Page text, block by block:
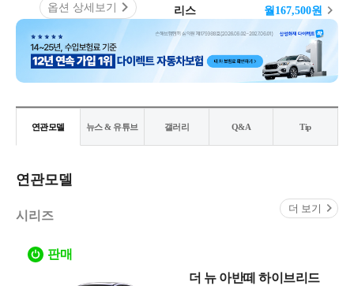
옵션 상세보기
리스
월 167,500원
연관모델 뉴스 & 유튜브 갤러리 Q&A Tip
연관모델
시리즈
더 보기
판매
더 뉴 아반떼 하이브리드